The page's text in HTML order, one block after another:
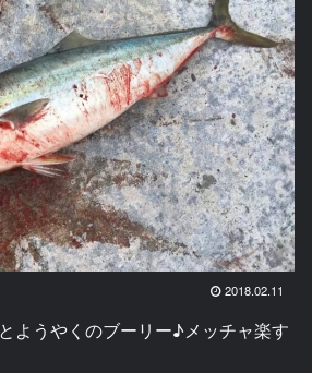
2018.02.11
ようやくのブーリー♪メッチャ楽す